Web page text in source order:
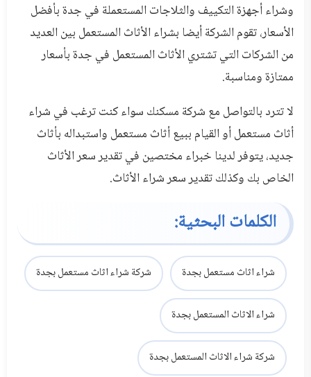
وشراء أجهزة التكييف والثلاجات المستعملة في جدة بأفضل
الأسعار، تقوم الشركة أيضا بشراء الأثاث المستعمل بين العديد
من الشركات التي تشتري الأثاث المستعمل في جدة بأسعار
ممتازة ومناسبة.
لا تترد بالتواصل مع شركة مسكنك سواء كنت ترغب في شراء
أثاث مستعمل أو القيام ببيع أثاث مستعمل واستبداله بأثاث
جديد، يتوفر لدينا خبراء مختصين في تقدير سعر الأثاث
الخاص بك وكذلك تقدير سعر شراء الأثاث.
الكلمات البحثية:
شراء اثاث مستعمل بجدة شركة شراء اثاث مستعمل بجدة
شراء الاثاث المستعمل بجدة
شركة شراء الاثاث المستعمل بجدة